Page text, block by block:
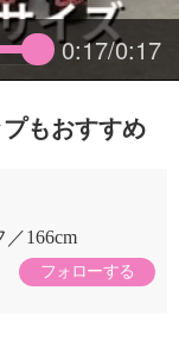
0:17/0:17
もおすすめ
166cm
フォローする